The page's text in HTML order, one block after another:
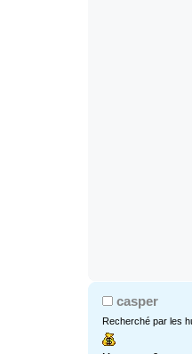
casper
Recherché par les